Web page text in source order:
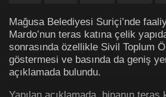
Mağusa Belediyesi Suriçi’nde
Mardo’nun teras katına çelik
sonrasında özellikle Sivil Toplum
göstermesi ve basında da geniş
açıklamada bulundu.